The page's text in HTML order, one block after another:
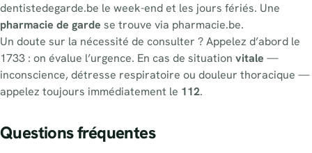
dentistedegarde.be le week-end et les jours fériés. Une
pharmacie de garde se trouve via pharmacie.be.
Un doute sur la nécessité de consulter ? Appelez d’abord le
1733 : on évalue l’urgence. En cas de situation vitale —
inconscience, détresse respiratoire ou douleur thoracique —
appelez toujours immédiatement le 112.
Questions fréquentes